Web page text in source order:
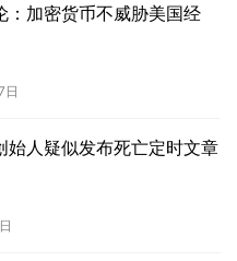
：加密货币不威胁美国经
日
始人疑似发布死亡定时文章